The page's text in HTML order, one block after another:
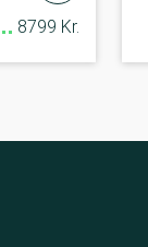
8799 Kr.